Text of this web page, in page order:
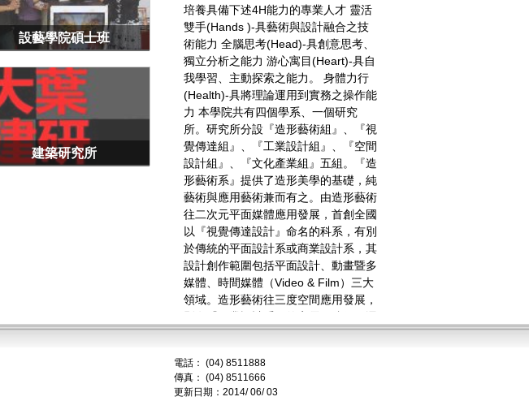
設藝學院碩士班
建築研究所
培養具備下述4H能力的專業人才 靈活
雙手(Hands )-具藝術與設計融合之技
術能力 全腦思考(Head)-具創意思考、
獨立分析之能力 游心寓目(Heart)-具自
我學習、主動探索之能力。 身體力行
(Health)-具將理論運用到實務之操作能
力 本學院共有四個學系、一個研究
所。研究所分設『造形藝術組』、『視
覺傳達組』、『工業設計組』、『空間
設計組』、『文化產業組』五組。『造
形藝術系』提供了造形美學的基礎，純
藝術與應用藝術兼而有之。由造形藝術
往二次元平面媒體應用發展，首創全國
以『視覺傳達設計』命名的科系，有別
於傳統的平面設計系或商業設計系，其
設計創作範圍包括平面設計、動畫暨多
媒體、時間媒體（Video & Film）三大
領域。造形藝術往三度空間應用發展，
輸工具、禮品、文創商品等生活產品的
計系-建築組』與『空間設計系-室內暨
景觀設計組』，包括了建築設計、室內
電話： (04) 8511888
傳真： (04) 8511666
更新日期：2014/ 06/ 03